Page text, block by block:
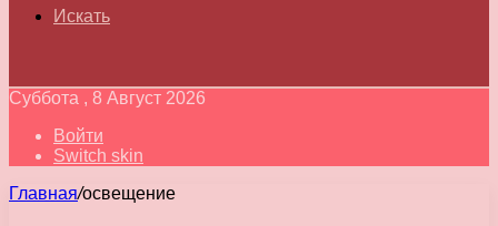
Искать
Суббота , 8 Август 2026
Войти
Switch skin
Главная/освещение